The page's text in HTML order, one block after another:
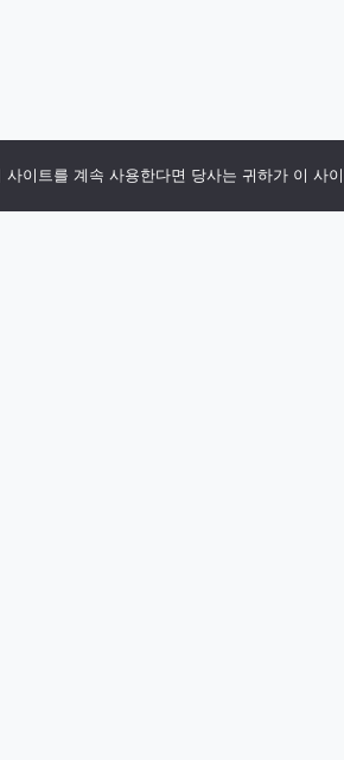
이트를 계속 사용한다면 당사는 귀하가 이 사